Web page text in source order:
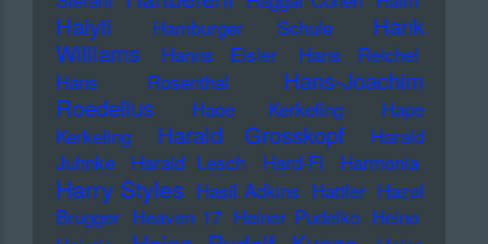
Haiyti Hamburger Schule
Hank
Williams
Hanns Eisler
Hans Reichel
Hans Rosenthal
Hans-Joachim
Roedelius
Haoe Kerkeling
Hape
Kerkeling
Harald Grosskopf
Harald
Juhnke
Harald Lesch Hard-Fi Harmonia
Harry Styles Hasil Adkins Hattler Hazel
Brugger Heaven 17 Heiner Pudelko Heino